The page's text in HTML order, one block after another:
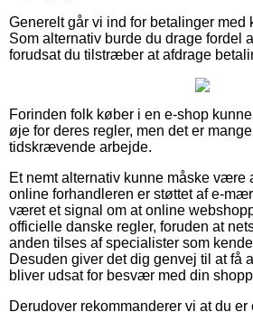
Generelt går vi ind for betalinger med
Som alternativ burde du drage fordel
forudsat du tilstræber at afdrage
Forinden folk køber i en e-shop
øje for deres regler, men det er
tidskrævende arbejde.
Et nemt alternativ kunne måske være
online forhandleren er støttet af e-
været et signal om at online
officielle danske regler, foruden at
anden tilses af specialister som
Desuden giver det dig genvej til at få
bliver udsat for besvær med din
Derudover rekommanderer vi at du